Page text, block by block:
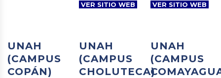
VER SITIO WEB VER SITIO WEB
UNAH
(CAMPUS
COPÁN)
UNAH
(CAMPUS
CHOLUTECA)
UNAH
(CAMPUS